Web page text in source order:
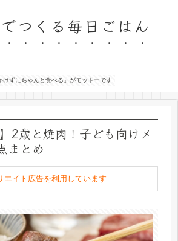
つくる毎日ごはん
けずにちゃんと食べる」がモットーです
2歳と焼肉！子ども向けメ
まとめ
エイト広告を利用しています